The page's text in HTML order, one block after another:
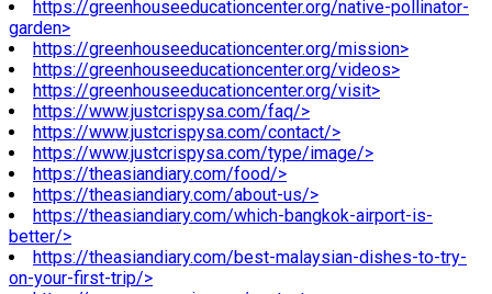
https://greenhouseeducationcenter.org/native-pollinator-
garden>
https://greenhouseeducationcenter.org/mission>
https://greenhouseeducationcenter.org/videos>
https://greenhouseeducationcenter.org/visit>
https://www.justcrispysa.com/faq/>
https://www.justcrispysa.com/contact/>
https://www.justcrispysa.com/type/image/>
https://theasiandiary.com/food/>
https://theasiandiary.com/about-us/>
https://theasiandiary.com/which-bangkok-airport-is-
better/>
https://theasiandiary.com/best-malaysian-dishes-to-try-
on-your-first-trip/>